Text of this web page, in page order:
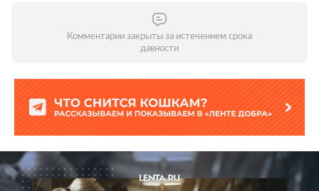
Комментарии закрыты за истечением срока
давности